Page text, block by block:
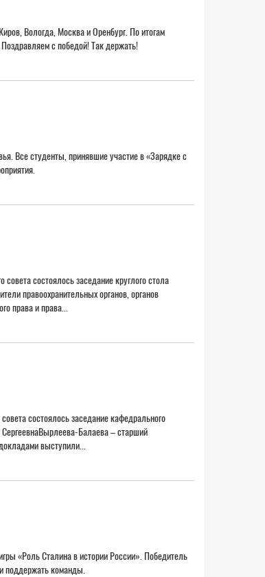
Вологда, Москва и Оренбург. По итогам
Поздравляем с победой! Так держать!
Все студенты, принявшие участие в «Зарядке с
мероприятия.
состоялось заседание круглого стола
правоохранительных органов, органов
права и права...
состоялось заседание кафедрального
СергеевнаВырлеева-Балаева – старший
выступили...
«Роль Сталина в истории России». Победитель
поддержать команды.